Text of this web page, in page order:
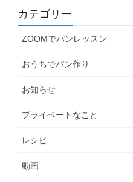
カテゴリー
ZOOMでパンレッスン
おうちでパン作り
お知らせ
プライベートなこと
レシピ
動画